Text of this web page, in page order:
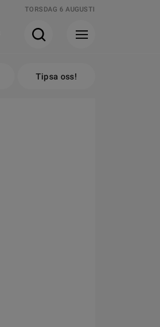
TORSDAG 6 AUGUSTI
Tipsa oss!